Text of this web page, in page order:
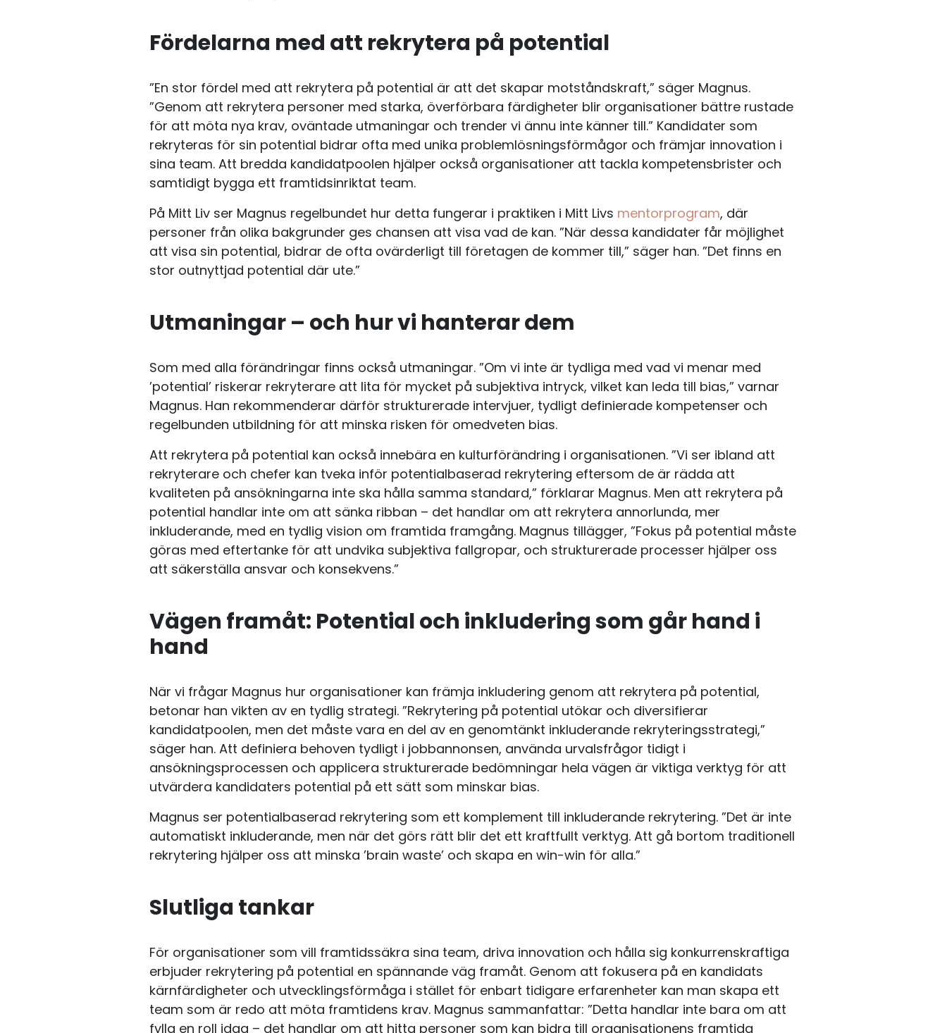
Fördelarna med att rekrytera på potential
”En stor fördel med att rekrytera på potential är att det skapar motståndskraft,” säger Magnus.
”Genom att rekrytera personer med starka, överförbara färdigheter blir organisationer bättre rustade
för att möta nya krav, oväntade utmaningar och trender vi ännu inte känner till.” Kandidater som
rekryteras för sin potential bidrar ofta med unika problemlösningsförmågor och främjar innovation i
sina team. Att bredda kandidatpoolen hjälper också organisationer att tackla kompetensbrister och
samtidigt bygga ett framtidsinriktat team.
På Mitt Liv ser Magnus regelbundet hur detta fungerar i praktiken i Mitt Livs mentorprogram, där
personer från olika bakgrunder ges chansen att visa vad de kan. ”När dessa kandidater får möjlighet
att visa sin potential, bidrar de ofta ovärderligt till företagen de kommer till,” säger han. ”Det finns en
stor outnyttjad potential där ute.”
Utmaningar – och hur vi hanterar dem
Som med alla förändringar finns också utmaningar. ”Om vi inte är tydliga med vad vi menar med
’potential’ riskerar rekryterare att lita för mycket på subjektiva intryck, vilket kan leda till bias,” varnar
Magnus. Han rekommenderar därför strukturerade intervjuer, tydligt definierade kompetenser och
regelbunden utbildning för att minska risken för omedveten bias.
Att rekrytera på potential kan också innebära en kulturförändring i organisationen. ”Vi ser ibland att
rekryterare och chefer kan tveka inför potentialbaserad rekrytering eftersom de är rädda att
kvaliteten på ansökningarna inte ska hålla samma standard,” förklarar Magnus. Men att rekrytera på
potential handlar inte om att sänka ribban – det handlar om att rekrytera annorlunda, mer
inkluderande, med en tydlig vision om framtida framgång. Magnus tillägger, ”Fokus på potential måste
göras med eftertanke för att undvika subjektiva fallgropar, och strukturerade processer hjälper oss
att säkerställa ansvar och konsekvens.”
Vägen framåt: Potential och inkludering som går hand i
hand
När vi frågar Magnus hur organisationer kan främja inkludering genom att rekrytera på potential,
betonar han vikten av en tydlig strategi. ”Rekrytering på potential utökar och diversifierar
kandidatpoolen, men det måste vara en del av en genomtänkt inkluderande rekryteringsstrategi,”
säger han. Att definiera behoven tydligt i jobbannonsen, använda urvalsfrågor tidigt i
ansökningsprocessen och applicera strukturerade bedömningar hela vägen är viktiga verktyg för att
utvärdera kandidaters potential på ett sätt som minskar bias.
Magnus ser potentialbaserad rekrytering som ett komplement till inkluderande rekrytering. ”Det är inte
automatiskt inkluderande, men när det görs rätt blir det ett kraftfullt verktyg. Att gå bortom traditionell
rekrytering hjälper oss att minska ’brain waste’ och skapa en win-win för alla.”
Slutliga tankar
För organisationer som vill framtidssäkra sina team, driva innovation och hålla sig konkurrenskraftiga
erbjuder rekrytering på potential en spännande väg framåt. Genom att fokusera på en kandidats
kärnfärdigheter och utvecklingsförmåga i stället för enbart tidigare erfarenheter kan man skapa ett
team som är redo att möta framtidens krav. Magnus sammanfattar: ”Detta handlar inte bara om att
fylla en roll idag – det handlar om att hitta personer som kan bidra till organisationens framtida